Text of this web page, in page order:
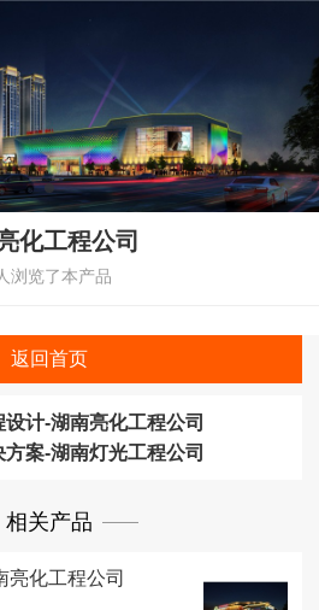
化工程公司
浏览了本产品
返回首页
计-湖南亮化工程公司
案-湖南灯光工程公司
相关产品
亮化工程公司